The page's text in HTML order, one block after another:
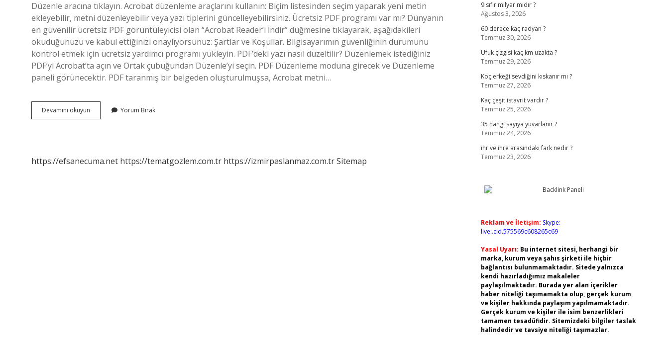
Düzenle aracına tıklayın. Acrobat düzenleme araçlarını kullanın: Biçim listesinden seçim yaparak yeni metin
ekleyebilir, metni düzenleyebilir veya yazı tiplerini güncelleyebilirsiniz. Ücretsiz PDF programı var mı? Dünyanın
en güvenilir ücretsiz PDF görüntüleyicisi olan “Acrobat Reader’ı İndir” düğmesine tıklayarak, aşağıdakileri
okuduğunuzu ve kabul ettiğinizi onaylıyorsunuz: Şartlar ve Koşullar. Bilgisayarımın güvenliğinin durumunu
kontrol etmek için ücretsiz yardımcı programı yükleyin. PDF’deki yazı nasıl düzeltilir? Düzenlemek istediğiniz
PDF’yi Acrobat’ta açın ve Ortak çubuğundan Düzenle’yi seçin. PDF Düzenleme moduna girecek ve Düzenleme
paneli görünecektir. PDF taranmış bir belgeden oluşturulmuşsa, Acrobat metni…
Devamını okuyun Ücretsiz
Pdf
Yorum Bırak
https://efsanecuma.net https://tematgozlem.com.tr https://izmirpaslanmaz.com.trSitemap
9 sıfır milyar mıdır ?
Ağustos 3, 2026
60 derece kaç radyan ?
Temmuz 30, 2026
Ufuk çizgisi kaç km uzakta ?
Temmuz 29, 2026
Koç erkeği sevdiğini kıskanır mı ?
Temmuz 27, 2026
Kaç çeşit istavrit vardır ?
Temmuz 25, 2026
35 hangi sayıya yuvarlanır ?
Temmuz 24, 2026
ihr ve ihre arasındaki fark nedir ?
Temmuz 23, 2026
Reklam ve İletişim: Skype:
live:.cid.575569c608265c69
Yasal Uyarı: Bu internet sitesi, herhangi bir
marka, kurum veya şahıs şirketi ile hiçbir
bağlantısı bulunmamaktadır. Sitede yalnızca
kendi hazırladığımız makaleler
paylaşılmaktadır. Burada yer alan içerikler
haber niteliği taşımamakta olup, gerçek kurum
ve kişiler hakkında paylaşım yapılmamaktadır.
Gerçek kurum ve kişiler ile isim benzerlikleri
tamamen tesadüfidir. Sitemizdeki bilgiler taslak
halindedir ve tavsiye niteliği taşımazlar.